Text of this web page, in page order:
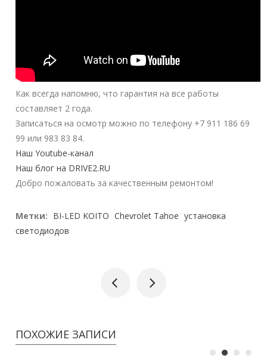
Как всегда напомню, что гарантия на все работы
составляет 2 года.
Записаться на осмотр можно по телефону +7 911 186 69
99 или 983 83 84.
Наш Youtube-канал
Наш блог на DRIVE2.RU
Добро пожаловать за качественным ремонтом!
Метки: BI-LED KOITO Chevrolet Tahoe установка
светодиодов
ПОХОЖИЕ ЗАПИСИ